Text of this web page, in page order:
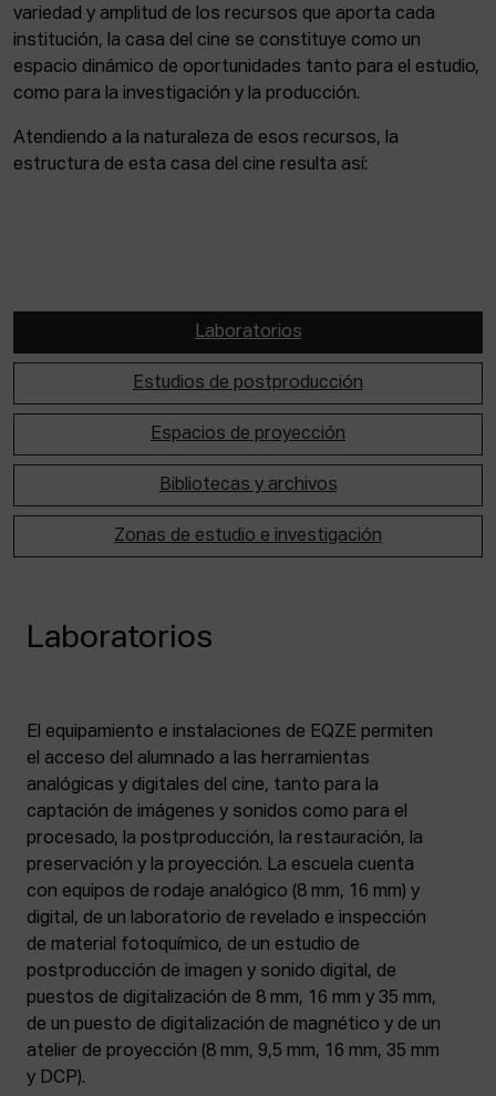
variedad y amplitud de los recursos que aporta cada
institución, la casa del cine se constituye como un
espacio dinámico de oportunidades tanto para el estudio,
como para la investigación y la producción.
Atendiendo a la naturaleza de esos recursos, la
estructura de esta casa del cine resulta así:
Laboratorios
Estudios de postproducción
Espacios de proyección
Bibliotecas y archivos
Zonas de estudio e investigación
Laboratorios
El equipamiento e instalaciones de EQZE permiten
el acceso del alumnado a las herramientas
analógicas y digitales del cine, tanto para la
captación de imágenes y sonidos como para el
procesado, la postproducción, la restauración, la
preservación y la proyección. La escuela cuenta
con equipos de rodaje analógico (8 mm, 16 mm) y
digital, de un laboratorio de revelado e inspección
de material fotoquímico, de un estudio de
postproducción de imagen y sonido digital, de
puestos de digitalización de 8 mm, 16 mm y 35 mm,
de un puesto de digitalización de magnético y de un
atelier de proyección (8 mm, 9,5 mm, 16 mm, 35 mm
y DCP).